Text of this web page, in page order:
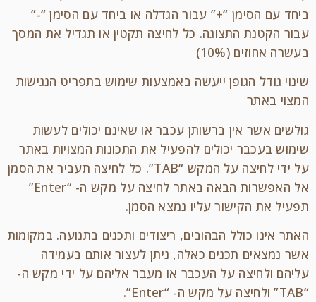
ביחד עם הסימן “+” עבור הגדלה או ביחד עם הסימן “-”
עבור הקטנת התצוגה. כל לחיצה תקטין או תגדיל את המסך
בעשרה אחוזים (10%)
שינוי גודל הגופן ייעשה באמצעות שימוש בתפריט הנגישות
המצוי באתר
גולשים אשר אין ברשותן עכבר או שאינם יכולים לעשות
שימוש בעכבר יכולים להפעיל את התכונות המצויות באתר
על ידי לחיצה על המקש “TAB”. כל לחיצה תעביר את הסמן
אל האפשרות הבאה באתר לחיצה על מקש ה- “Enter”
תפעיל את הקישור עליו נמצא הסמן.
האתר אינו כולל הבהובים, ריצודים ותכנים בתנועה. במקומות
אשר נמצאים תכנים כאלה, ניתן לעצור אותם בעמידה
עליהם ולחיצה על העכבר או מעבר אליהם על ידי מקש ה-
“TAB” ולחיצה על מקש ה- “Enter”.